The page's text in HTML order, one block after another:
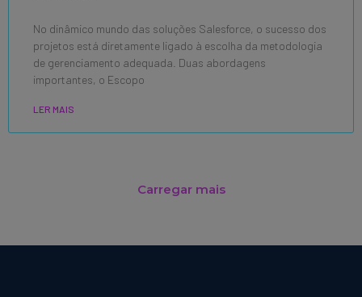
No dinâmico mundo das soluções Salesforce, o sucesso dos
projetos está diretamente ligado à escolha da metodologia
de gerenciamento adequada. Duas abordagens
importantes, o Escopo
LER MAIS
Carregar mais